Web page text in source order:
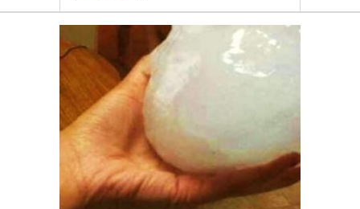
поможет нам достичь
межзвездного пространства.